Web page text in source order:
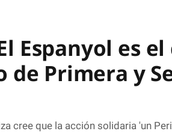
Espanyol es
de Primera y
cree que la acción solidaria 'un